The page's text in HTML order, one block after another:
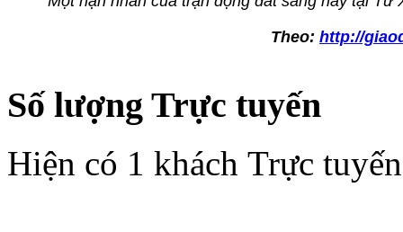
Theo:http://
Số lượng Trực tuyến
Hiện có 1 khách Trực tuyến